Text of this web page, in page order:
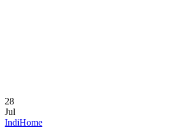
28
Jul
IndiHome